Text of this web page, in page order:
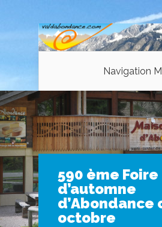
Navigation
590 ème Foire
d’automne
d’Abondance
octobre